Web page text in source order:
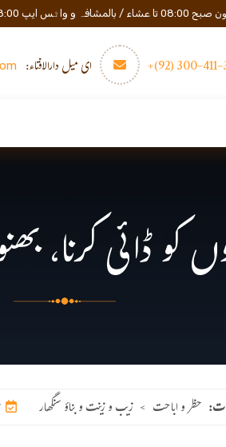
ایپ 08:00 تا عصر
ای میل دارالافتاء:
کو ڈائی کرنا،
حظر و اباحت > زیب و زینت و بناؤ سنگھار